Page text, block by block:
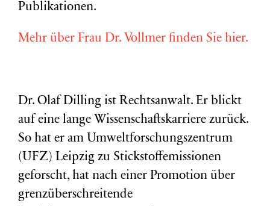
Publikationen.
Mehr über Frau Dr. Vollmer finden Sie hier.
Dr. Olaf Dilling ist Rechtsanwalt. Er blickt
auf eine lange Wissenschaftskarriere zurück.
So hat er am Umweltforschungszentrum
(UFZ) Leipzig zu Stickstoffemissionen
geforscht, hat nach einer Promotion über
grenzüberschreitende